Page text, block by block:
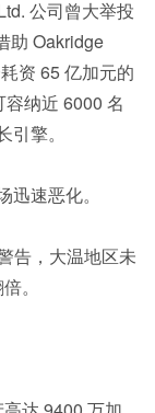
公司曾大举投
助 Oakridge
资 65 亿加元的
纳近 6000 名
擎。
速恶化。
告，大温地区未
。